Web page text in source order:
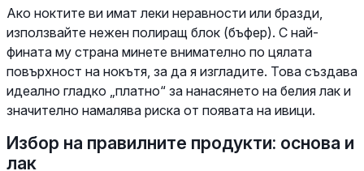
Ако ноктите ви имат леки неравности или бразди,
използвайте нежен полиращ блок (бъфер). С най-
фината му страна минете внимателно по цялата
повърхност на нокътя, за да я изгладите. Това създава
идеално гладко „платно“ за нанасянето на белия лак и
значително намалява риска от появата на ивици.
Избор на правилните продукти: основа и
лак